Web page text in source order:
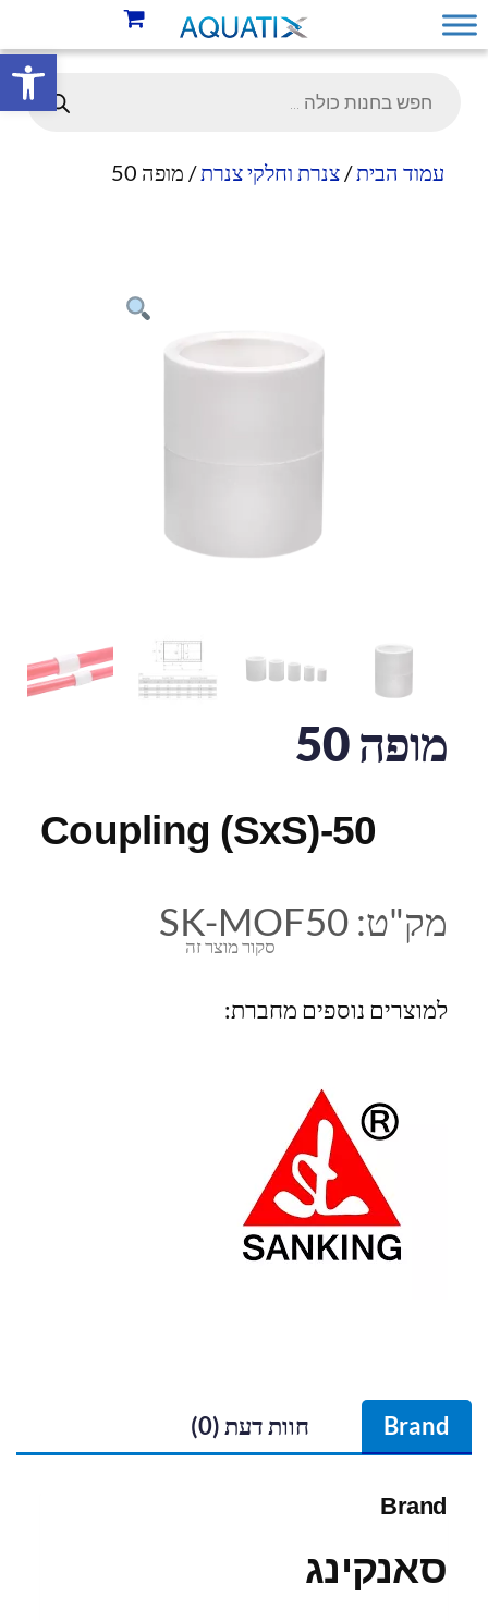
פתח
עמוד הבית/צנרת וחלקי צנרת/ מופה 50
מופה 50
Coupling (SxS)-50
סקור מוצר זה
מק"ט: SK-MOF50
למוצרים נוספים מחברת:
Brand חוות דעת (0)
Brand
סאנקינג